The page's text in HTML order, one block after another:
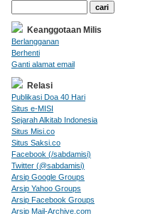
Keanggotaan Milis
Berlangganan
Berhenti
Ganti alamat email
Relasi
Publikasi Doa 40 Hari
Situs e-MISI
Sejarah Alkitab Indonesia
Situs Misi.co
Situs Saksi.co
Facebook (/sabdamisi)
Twitter (@sabdamisi)
Arsip Google Groups
Arsip Yahoo Groups
Arsip Facebook Groups
Arsip Mail-Archive.com